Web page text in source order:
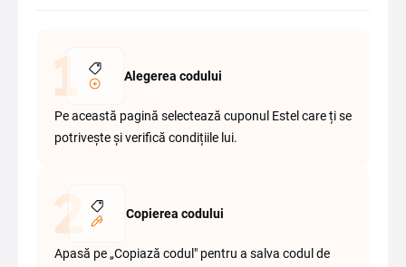
Alegerea codului
Pe această pagină selectează cuponul Estel care ți se
potrivește și verifică condițiile lui.
Copierea codului
Apasă pe „Copiază codul" pentru a salva codul de